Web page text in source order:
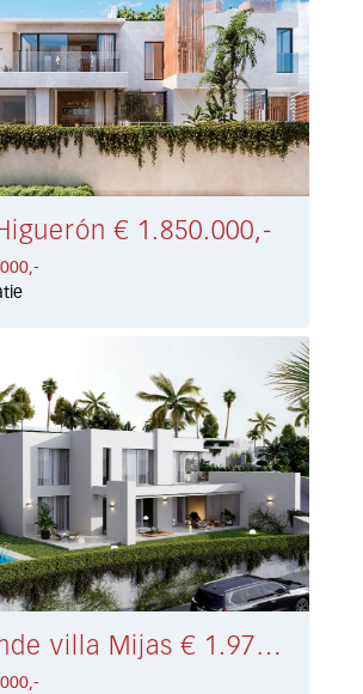
€ 1.850.000,-
Vrijstaande villa Mijas € 1.975.000,-